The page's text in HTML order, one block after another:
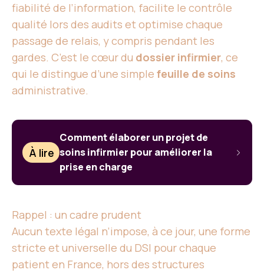
fiabilité de l’information, facilite le contrôle
qualité lors des audits et optimise chaque
passage de relais, y compris pendant les
gardes. C’est le cœur du dossier infirmier, ce
qui le distingue d’une simple feuille de soins
administrative.
À lire
Comment élaborer un projet de
soins infirmier pour améliorer la
prise en charge
Rappel : un cadre prudent
Aucun texte légal n’impose, à ce jour, une forme
stricte et universelle du DSI pour chaque
patient en France, hors des structures